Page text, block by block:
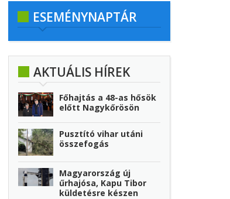
ESEMÉNYNAPTÁR
AKTUÁLIS HÍREK
Főhajtás a 48-as hősök
előtt Nagykőrösön
Pusztító vihar utáni
összefogás
Magyarország új
űrhajósa, Kapu Tibor
küldetésre készen